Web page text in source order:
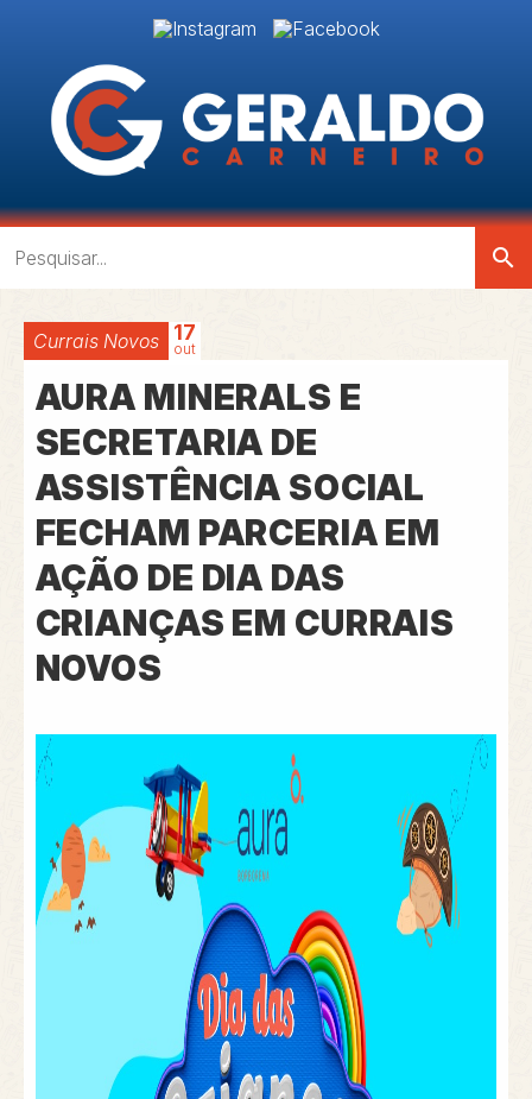
search
Currais Novos 17
out
AURA MINERALS E
SECRETARIA DE
ASSISTÊNCIA SOCIAL
FECHAM PARCERIA EM
AÇÃO DE DIA DAS
CRIANÇAS EM CURRAIS
NOVOS